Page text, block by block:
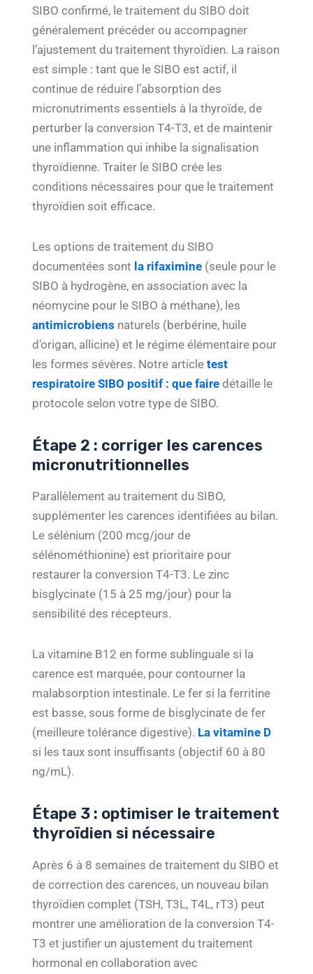
SIBO confirmé, le traitement du SIBO doit
généralement précéder ou accompagner
l’ajustement du traitement thyroïdien. La raison
est simple : tant que le SIBO est actif, il
continue de réduire l’absorption des
micronutriments essentiels à la thyroïde, de
perturber la conversion T4-T3, et de maintenir
une inflammation qui inhibe la signalisation
thyroïdienne. Traiter le SIBO crée les
conditions nécessaires pour que le traitement
thyroïdien soit efficace.
Les options de traitement du SIBO
documentées sont la rifaximine (seule pour le
SIBO à hydrogène, en association avec la
néomycine pour le SIBO à méthane), les
antimicrobiens naturels (berbérine, huile
d’origan, allicine) et le régime élémentaire pour
les formes sévères. Notre articletest
respiratoire SIBO positif : que faire détaille le
protocole selon votre type de SIBO.
Étape 2 : corriger les carences
micronutritionnelles
Parallèlement au traitement du SIBO,
supplémenter les carences identifiées au bilan.
Le sélénium (200 mcg/jour de
sélénométhionine) est prioritaire pour
restaurer la conversion T4-T3. Le zinc
bisglycinate (15 à 25 mg/jour) pour la
sensibilité des récepteurs.
La vitamine B12 en forme sublinguale si la
carence est marquée, pour contourner la
malabsorption intestinale. Le fer si la ferritine
est basse, sous forme de bisglycinate de fer
(meilleure tolérance digestive). La vitamine D
si les taux sont insuffisants (objectif 60 à 80
ng/mL).
Étape 3 : optimiser le traitement
thyroïdien si nécessaire
Après 6 à 8 semaines de traitement du SIBO et
de correction des carences, un nouveau bilan
thyroïdien complet (TSH, T3L, T4L, rT3) peut
montrer une amélioration de la conversion T4-
T3 et justifier un ajustement du traitement
hormonal en collaboration avec